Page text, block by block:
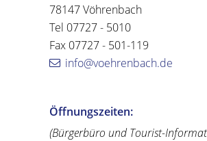
78147 Vöhrenbach
Tel 07727 - 5010
Fax 07727 - 501-119
info@voehrenbach.de
Öffnungszeiten:
(Bürgerbüro und Tourist-